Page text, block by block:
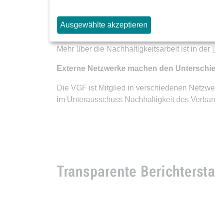
Das zentrale Nachhaltigkeitsmanagement
Nachhaltigkeitsaktivitäten und verantwortet
Mehr über die Nachhaltigkeitsarbeit ist in der
Externe Netzwerke machen den
Die VGF ist Mitglied in verschiedenen
im Unterausschuss Nachhaltigkeit des
Transparente
Ausgewählte akzeptieren